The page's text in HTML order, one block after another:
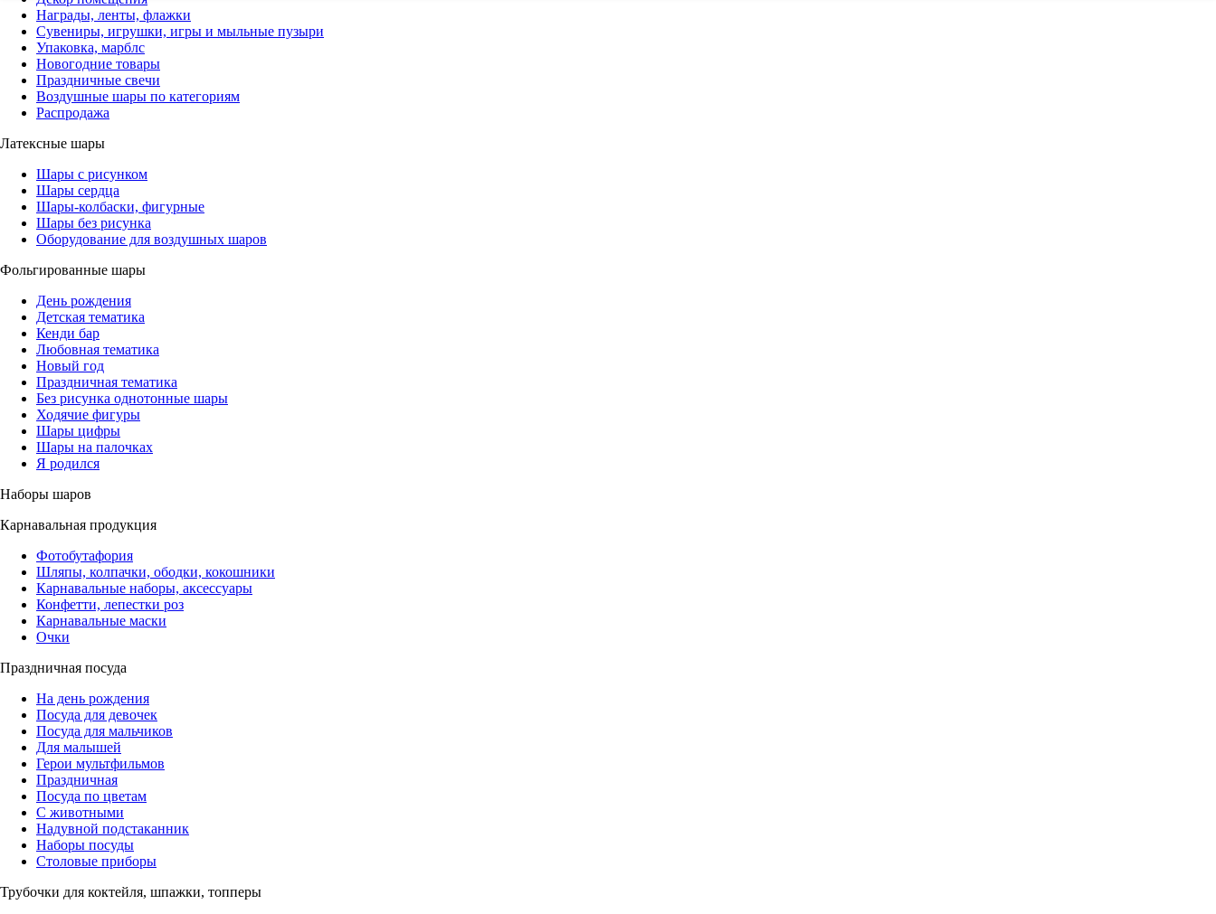
Награды, ленты, флажки
Сувениры, игрушки, игры и мыльные пузыри
Упаковка, марблс
Новогодние товары
Праздничные свечи
Воздушные шары по категориям
Распродажа
Латексные шары
Шары с рисунком
Шары сердца
Шары-колбаски, фигурные
Шары без рисунка
Оборудование для воздушных шаров
Фольгированные шары
День рождения
Детская тематика
Кенди бар
Любовная тематика
Новый год
Праздничная тематика
Без рисунка однотонные шары
Ходячие фигуры
Шары цифры
Шары на палочках
Я родился
Наборы шаров
Карнавальная продукция
Фотобутафория
Шляпы, колпачки, ободки, кокошники
Карнавальные наборы, аксессуары
Конфетти, лепестки роз
Карнавальные маски
Очки
Праздничная посуда
На день рождения
Посуда для девочек
Посуда для мальчиков
Для малышей
Герои мультфильмов
Праздничная
Посуда по цветам
С животными
Надувной подстаканник
Наборы посуды
Столовые приборы
Трубочки для коктейля, шпажки, топперы